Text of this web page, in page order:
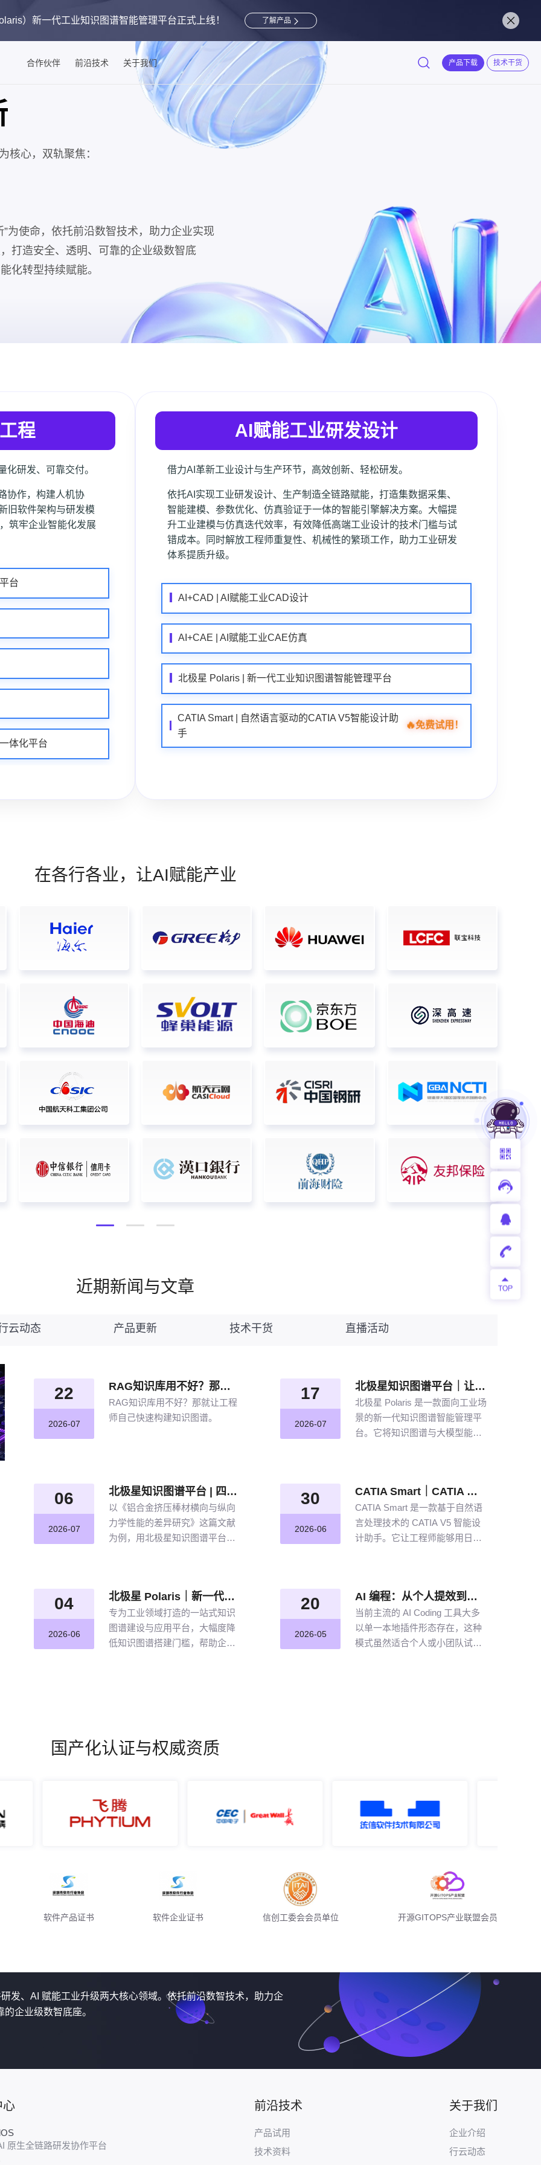
） 新一代工业知识图谱智能管理平台正式上线！ 了解产品
产品下载 技术干货
合作伙伴 前沿技术 关于我们
核心，双轨聚焦：
”为使命，依托前沿数智技术，助力企业实现
打造安全、透明、可靠的企业级数智底
化转型持续赋能。
程
化研发、可靠交付。
协作，构建人机协
旧软件架构与研发模
筑牢企业智能化发展
台
体化平台
AI赋能工业研发设计
借力AI革新工业设计与生产环节，高效创新、轻松研发。
依托AI实现工业研发设计、生产制造全链路赋能，打造集数据采集、
智能建模、参数优化、仿真验证于一体的智能引擎解决方案。大幅提
升工业建模与仿真迭代效率，有效降低高端工业设计的技术门槛与试
错成本。同时解放工程师重复性、机械性的繁琐工作，助力工业研发
体系提质升级。
AI+CAD | AI赋能工业CAD设计
AI+CAE | AI赋能工业CAE仿真
北极星 Polaris | 新一代工业知识图谱智能管理平台
CATIA Smart | 自然语言驱动的CATIA V5智能设计助
手
🔥免费试用！
在各行各业，让AI赋能产业
近期新闻与文章
云动态 产品更新 技术干货 直播活动
22
2026-07
RAG知识库用不好？那就让工程师自己快速构建知识图谱
RAG知识库用不好？那就让工程
师自己快速构建知识图谱。
17
2026-07
北极星知识图谱平台｜让航空发动机叶片知识“连”起来
北极星 Polaris 是一款面向工业场
景的新一代知识图谱智能管理平
台。它将知识图谱与大模型能力
网络。
06
2026-07
北极星知识图谱平台 | 四步盘活航空材料全量文献
以《铝合金挤压棒材横向与纵向
力学性能的差异研究》这篇文献
为例，用北极星知识图谱平台四
工逐条标注、清洗的低效方式。
30
2026-06
CATIA Smart｜CATIA 专属 AI 智能体，说说话，AI 帮你建模
CATIA Smart 是一款基于自然语
言处理技术的 CATIA V5 智能设
计助手。它让工程师能够用日常
04
2026-06
北极星 Polaris｜新一代工业知识图谱智能管理平台，点亮工业知识智能之路
专为工业领域打造的一站式知识
图谱建设与应用平台，大幅度降
低知识图谱搭建门槛，帮助企业
20
2026-05
AI 编程：从个人提效到企业规模化落地的破局之道
当前主流的 AI Coding 工具大多
以单一本地插件形态存在，这种
模式虽然适合个人或小团队试点
国产化认证与权威资质
软件产品证书 软件企业证书 信创工委会会员单位 开源GITOPS产业联盟会员
发、AI 赋能工业升级两大核心领域。依托前沿数智技术，助力企
企业级数智底座。
心
原生全链路研发协作平台
前沿技术
产品试用
技术资料
关于我们
企业介绍
行云动态